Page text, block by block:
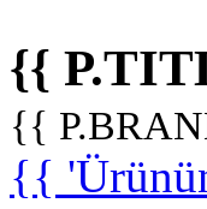
{{
{{
{{